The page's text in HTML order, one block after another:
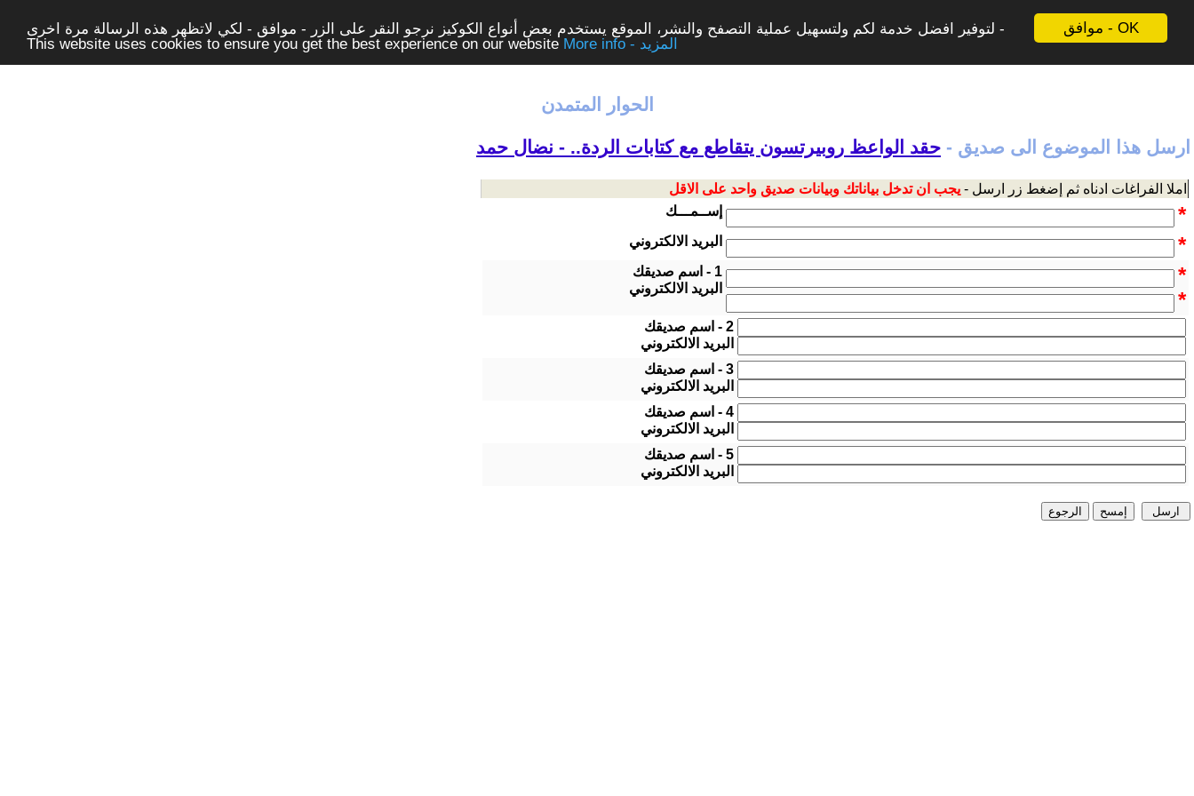
موافق - OK
لتوفير افضل خدمة لكم ولتسهيل عملية التصفح والنشر، الموقع يستخدم بعض أنواع الكوكيز نرجو النقر على الزر - موافق - لكي لاتظهر هذه الرسالة مرة اخرى -
This website uses cookies to ensure you get the best experience on our website
More info - المزيد
الحوار المتمدن
ارسل هذا الموضوع الى صديق - حقد الواعظ روبيرتسون يتقاطع مع كتابات الردة.. - نضال حمد
املا الفراغات ادناه ثم إضغط زر ارسل - يجب ان تدخل بياناتك وبيانات صديق واحد على الاقل
* إســمـــك
* البريد الالكتروني
*
*
1 - اسم صديقك
البريد الالكتروني
2 - اسم صديقك
البريد الالكتروني
3 - اسم صديقك
البريد الالكتروني
4 - اسم صديقك
البريد الالكتروني
5 - اسم صديقك
البريد الالكتروني